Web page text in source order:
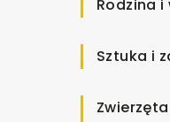
Rodzina
Sztuka i
Zwierzęta